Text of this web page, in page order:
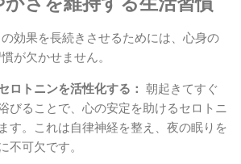
効果を長続きさせるためには、心身の
が欠かせません。
ロトニンを活性化する： 朝起きてすぐ
びることで、心の安定を助けるセロトニ
す。これは自律神経を整え、夜の眠りを
不可欠です。